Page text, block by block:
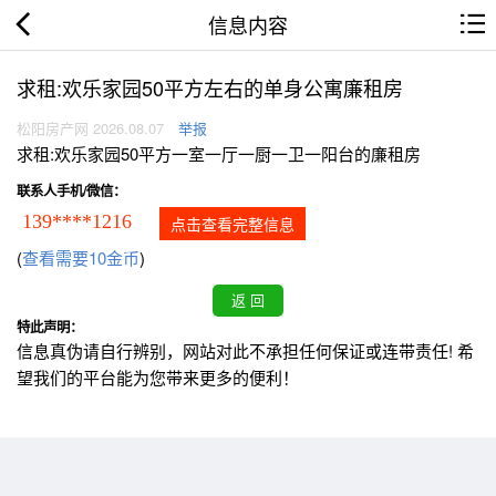
信息内容
求租:欢乐家园50平方左右的单身公寓廉租房
松阳房产网 2026.08.07 举报
求租:欢乐家园50平方一室一厅一厨一卫一阳台的廉租房
联系人手机/微信：
139****1216 点击查看完整信息
(查看需要10金币)
特此声明：
信息真伪请自行辨别，网站对此不承担任何保证或连带责任! 希
望我们的平台能为您带来更多的便利！